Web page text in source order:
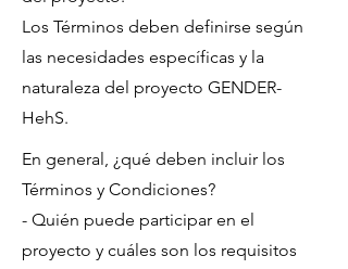
Los Términos deben definirse según
las necesidades específicas y la
naturaleza del proyecto GENDER-
HehS.
En general, ¿qué deben incluir los
Términos y Condiciones?
- Quién puede participar en el
proyecto y cuáles son los requisitos